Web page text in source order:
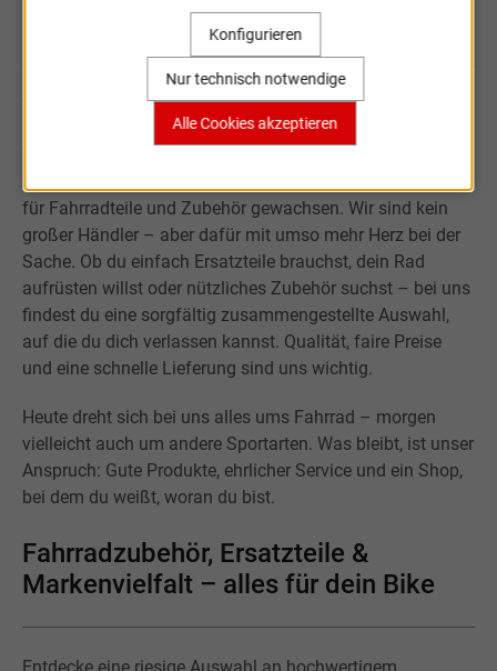
Sportartikel Online
Willkommen bei Sportartikel Online.
20 Jahre zu einem kleinen, aber verlässlichen Onlineshop
für Fahrradteile und Zubehör gewachsen. Wir sind kein
großer Händler – aber dafür mit umso mehr Herz bei der
Sache. Ob du einfach Ersatzteile brauchst, dein Rad
aufrüsten willst oder nützliches Zubehör suchst – bei uns
findest du eine sorgfältig zusammengestellte Auswahl,
auf die du dich verlassen kannst. Qualität, faire Preise
und eine schnelle Lieferung sind uns wichtig.
Heute dreht sich bei uns alles ums Fahrrad – morgen
vielleicht auch um andere Sportarten. Was bleibt, ist unser
Anspruch: Gute Produkte, ehrlicher Service und ein Shop,
bei dem du weißt, woran du bist.
Fahrradzubehör, Ersatzteile &
Markenvielfalt – alles für dein Bike
Nur technisch notwendige
Konfigurieren
Alle Cookies akzeptieren